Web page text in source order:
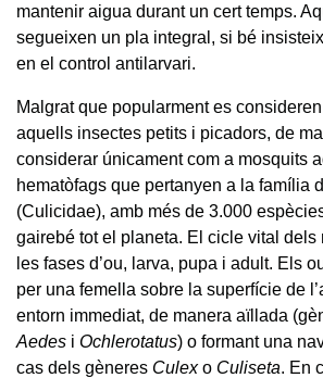
mantenir aigua durant un cert temps.
segueixen un pla integral, si bé
en el control antilarvari.
Malgrat que popularment es
aquells insectes petits i picadors, de
considerar únicament com a mosquits
hematòfags que pertanyen a la família
(Culicidae), amb més de 3.000
gairebé tot el planeta. El cicle vital dels
les fases d’ou, larva, pupa i adult. Els
per una femella sobre la superfície de
entorn immediat, de manera aïllada
Aedes i Ochlerotatus) o formant una
cas dels gèneres Culexo Culiseta. En